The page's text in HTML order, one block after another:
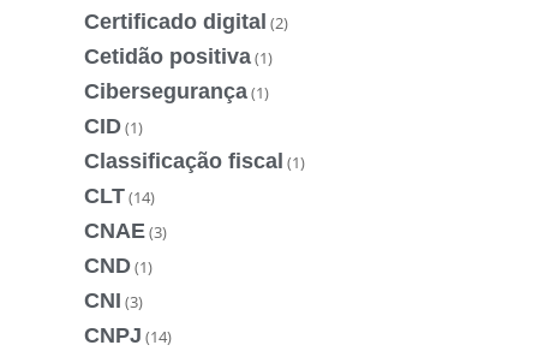
Certificado digital (2)
Cetidão positiva(1)
Cibersegurança(1)
CID(1)
Classificação fiscal (1)
CLT(14)
CNAE(3)
CND(1)
CNI (3)
CNPJ (14)